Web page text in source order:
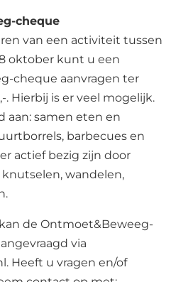
cheque
van een activiteit tussen
oktober kunt u een
cheque aanvragen ter
. Hierbij is er veel mogelijk.
aan: samen eten en
barbecues en
actief bezig zijn door
wandelen,
de Ontmoet&Beweeg-
via
Heeft u vragen en/of